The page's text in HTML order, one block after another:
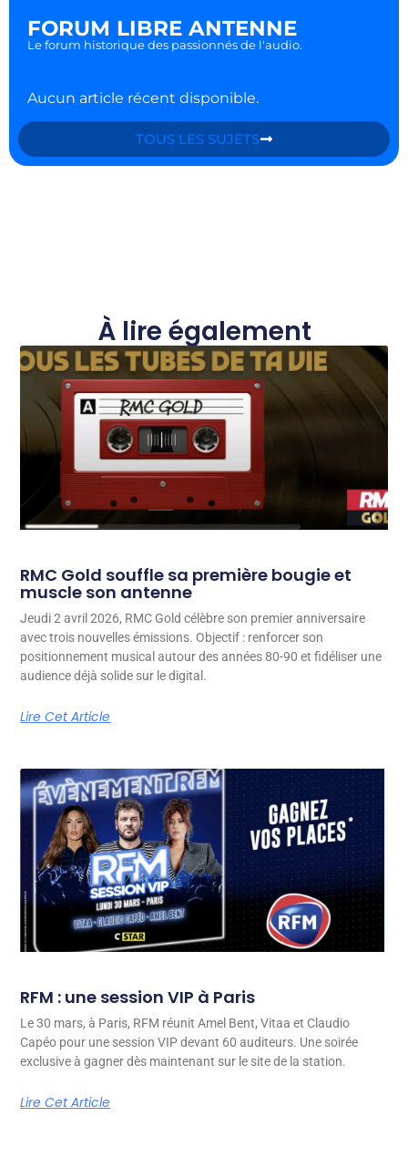
FORUM LIBRE ANTENNE
Le forum historique des passionnés de l'audio.
Aucun article récent disponible.
TOUS LES SUJETS
À lire également
RMC Gold souffle sa première bougie et
muscle son antenne
Jeudi 2 avril 2026, RMC Gold célèbre son premier anniversaire
avec trois nouvelles émissions. Objectif : renforcer son
positionnement musical autour des années 80-90 et fidéliser une
audience déjà solide sur le digital.
Lire Cet Article
RFM : une session VIP à Paris
Le 30 mars, à Paris, RFM réunit Amel Bent, Vitaa et Claudio
Capéo pour une session VIP devant 60 auditeurs. Une soirée
exclusive à gagner dès maintenant sur le site de la station.
Lire Cet Article